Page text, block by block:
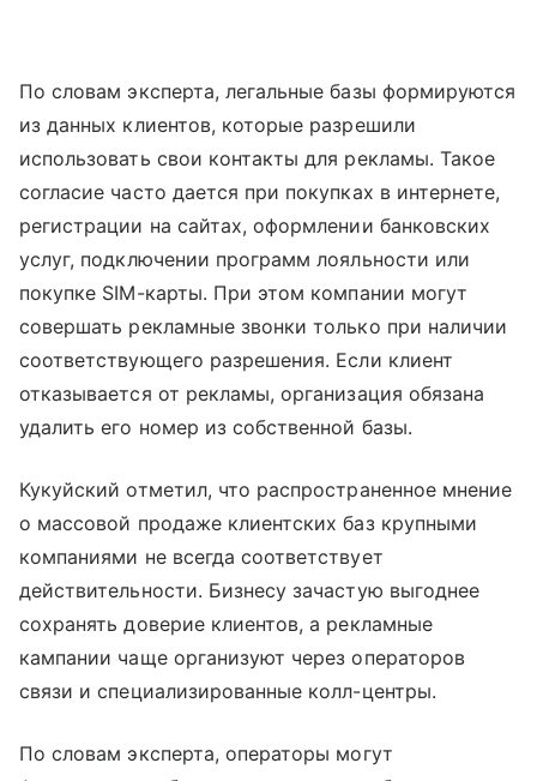
По словам эксперта, легальные базы формируются
из данных клиентов, которые разрешили
использовать свои контакты для рекламы. Такое
согласие часто дается при покупках в интернете,
регистрации на сайтах, оформлении банковских
услуг, подключении программ лояльности или
покупке SIM-карты. При этом компании могут
совершать рекламные звонки только при наличии
соответствующего разрешения. Если клиент
отказывается от рекламы, организация обязана
удалить его номер из собственной базы.
Кукуйский отметил, что распространенное мнение
о массовой продаже клиентских баз крупными
компаниями не всегда соответствует
действительности. Бизнесу зачастую выгоднее
сохранять доверие клиентов, а рекламные
кампании чаще организуют через операторов
связи и специализированные колл-центры.
По словам эксперта, операторы могут